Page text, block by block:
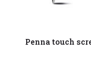
Penna touch